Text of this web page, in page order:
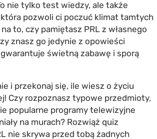
nie tylko test wiedzy, ale także
pozwoli ci poczuć klimat tamtych
to, czy pamiętasz PRL z własnego
znasz go jedynie z opowieści
świetną zabawę i sporą
i przekonaj się, ile wiesz o życiu
Czy rozpoznasz typowe przedmioty,
popularne programy telewizyjne
na murach? Rozwiąż quiz
nie skrywa przed tobą żadnych